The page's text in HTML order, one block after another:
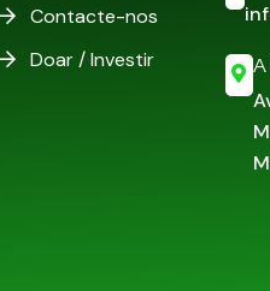
Contacte-nos
Doar / Investir
A